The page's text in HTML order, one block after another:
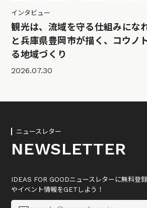
インタビュー
観光は、流域を守る仕組みにな
と兵庫県豊岡市が描く、コウノ
る地域づくり
2026.07.30
ニュースレター
NEWSLETTER
IDEAS FOR GOODニュースレターに無料登
やイベント情報をGETしよう！